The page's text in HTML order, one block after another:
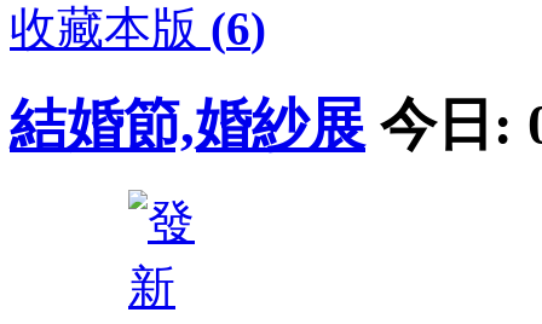
收藏本版 (6)
結婚節,婚紗展 今日: